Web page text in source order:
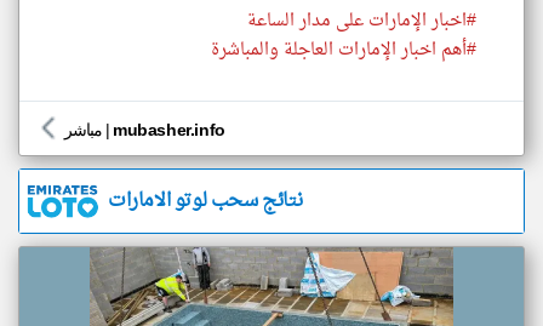
#اخبار الإمارات على مدار الساعة
#أهم اخبار الإمارات العاجلة والمباشرة
مباشر | mubasher.info
نتائج سحب لوتو الامارات